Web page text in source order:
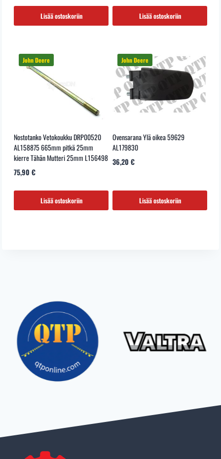
Lisää ostoskoriin Lisää ostoskoriin
Nostotanko Vetokoukku DRP00520
AL158875 665mm pitkä 25mm
kierre Tähän Mutteri 25mm L156498
75,90 €
Lisää ostoskoriin
Ovensarana Ylä oikea 59629
AL179830
36,20 €
Lisää ostoskoriin